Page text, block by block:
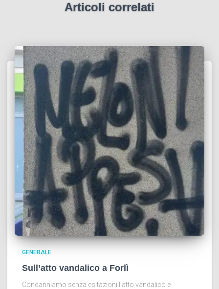
Articoli correlati
GENERALE
Sull’atto vandalico a Forlì
Condanniamo senza esitazioni l’atto vandalico e